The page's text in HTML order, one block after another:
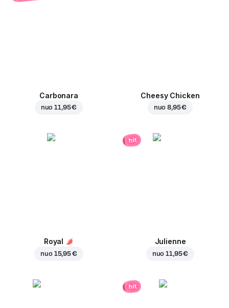
Carbonara
nuo11,95 €
Cheesy Chicken
nuo8,95 €
Royal
nuo 15,95 €
hit
Julienne
nuo11,95 €
hit